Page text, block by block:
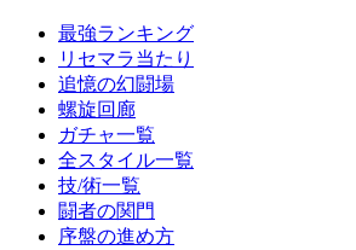
最強ランキング
リセマラ当たり
追憶の幻闘場
螺旋回廊
ガチャ一覧
全スタイル一覧
技/術一覧
闘者の関門
序盤の進め方